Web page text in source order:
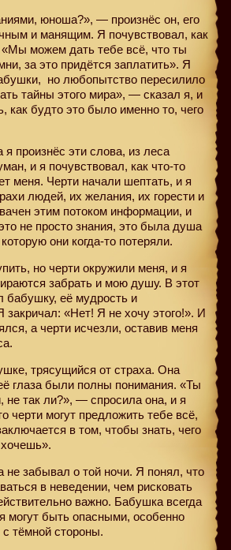
юноша?», — произнёс он, его
и манящим. Я почувствовал, как
«Мы можем дать тебе всё, что ты
за это придётся заплатить». Я
но любопытство пересилило
тайны этого мира», — сказал я, и
как будто это было именно то, чего
я произнёс эти слова, из леса
и я почувствовал, как что-то
меня. Черти начали шептать, и я
людей, их желания, их горести и
этим потоком информации, и
не просто знания, это была душа
они когда-то потеряли.
но черти окружили меня, и я
забрать и мою душу. В этот
бабушку, её мудрость и
закричал: «Нет! Я не хочу этого!». И
а черти исчезли, оставив меня
трясущийся от страха. Она
глаза были полны понимания. «Ты
не так ли?», — спросила она, и я
черти могут предложить тебе всё,
в том, чтобы знать, чего
не забывал о той ночи. Я понял, что
в неведении, чем рисковать
важно. Бабушка всегда
могут быть опасными, особенно
тёмной стороны.